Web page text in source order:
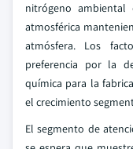
nitrógeno
atmosférica
atmósfera. Los
preferencia por la
química para la
el crecimiento
El segmento de